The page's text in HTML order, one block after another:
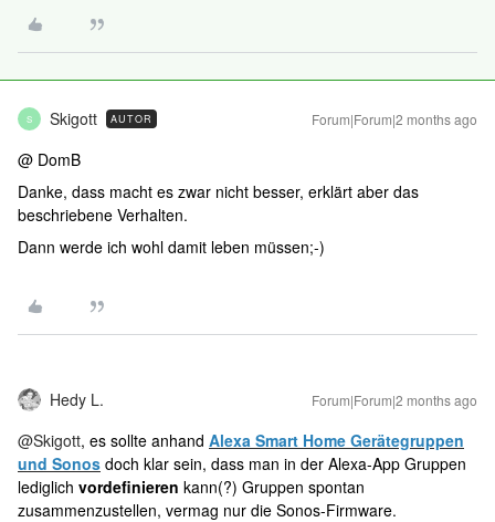
S Skigott AUTOR Forum|Forum|2 months ago
@ DomB
Danke, dass macht es zwar nicht besser, erklärt aber das
beschriebene Verhalten.
Dann werde ich wohl damit leben müssen;-)
Hedy L. Forum|Forum|2 months ago
@Skigott, es sollte anhand Alexa Smart Home Gerätegruppen
und Sonos doch klar sein, dass man in der Alexa-App Gruppen
lediglich vordefinieren kann(?) Gruppen spontan
zusammenzustellen, vermag nur die Sonos-Firmware.